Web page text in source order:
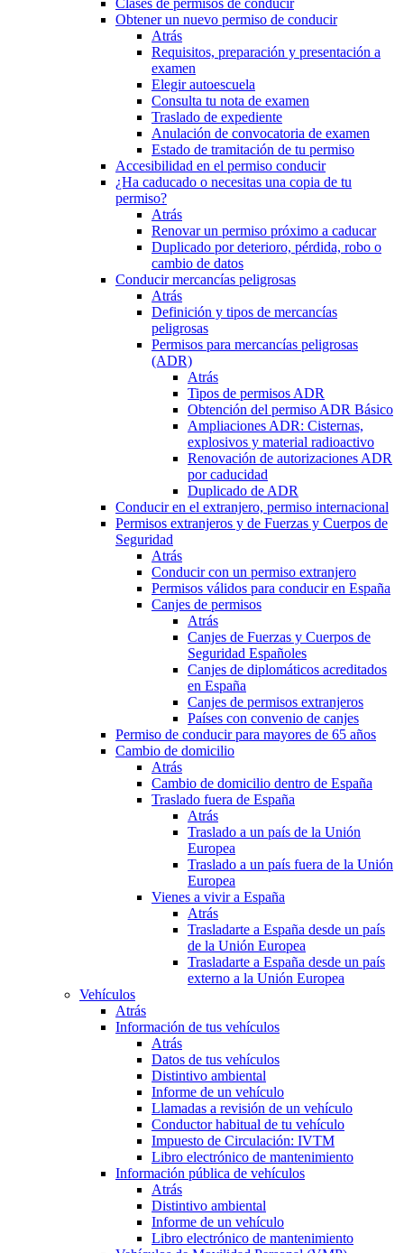
Clases de permisos de conducir
Obtener un nuevo permiso de conducir
Atrás
Requisitos, preparación y presentación a
examen
Elegir autoescuela
Consulta tu nota de examen
Traslado de expediente
Anulación de convocatoria de examen
Estado de tramitación de tu permiso
Accesibilidad en el permiso conducir
¿Ha caducado o necesitas una copia de tu
permiso?
Atrás
Renovar un permiso próximo a caducar
Duplicado por deterioro, pérdida, robo o
cambio de datos
Conducir mercancías peligrosas
Atrás
Definición y tipos de mercancías
peligrosas
Permisos para mercancías peligrosas
(ADR)
Atrás
Tipos de permisos ADR
Obtención del permiso ADR Básico
Ampliaciones ADR: Cisternas,
explosivos y material radioactivo
Renovación de autorizaciones ADR
por caducidad
Duplicado de ADR
Conducir en el extranjero, permiso internacional
Permisos extranjeros y de Fuerzas y Cuerpos de
Seguridad
Atrás
Conducir con un permiso extranjero
Permisos válidos para conducir en España
Canjes de permisos
Atrás
Canjes de Fuerzas y Cuerpos de
Seguridad Españoles
Canjes de diplomáticos acreditados
en España
Canjes de permisos extranjeros
Países con convenio de canjes
Permiso de conducir para mayores de 65 años
Cambio de domicilio
Atrás
Cambio de domicilio dentro de España
Traslado fuera de España
Atrás
Traslado a un país de la Unión
Europea
Traslado a un país fuera de la Unión
Europea
Vienes a vivir a España
Atrás
Trasladarte a España desde un país
de la Unión Europea
Trasladarte a España desde un país
externo a la Unión Europea
Vehículos
Atrás
Información de tus vehículos
Atrás
Datos de tus vehículos
Distintivo ambiental
Informe de un vehículo
Llamadas a revisión de un vehículo
Conductor habitual de tu vehículo
Impuesto de Circulación: IVTM
Libro electrónico de mantenimiento
Información pública de vehículos
Atrás
Distintivo ambiental
Informe de un vehículo
Libro electrónico de mantenimiento